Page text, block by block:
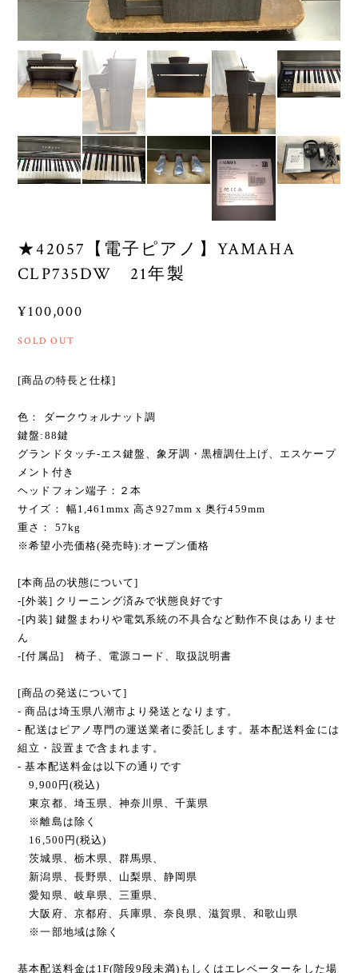
★42057【電子ピアノ】YAMAHA
CLP735DW 21年製
¥100,000
SOLD OUT
[商品の特長と仕様]
色： ダークウォルナット調
鍵盤:88鍵
グランドタッチ-エス鍵盤、象牙調・黒檀調仕上げ、エスケープ
メント付き
ヘッドフォン端子：２本
サイズ： 幅1,461mmx 高さ927mm x 奥行459mm
重さ： 57kg
※希望小売価格(発売時):オープン価格
[本商品の状態について]
-[外装] クリーニング済みで状態良好です
-[内装] 鍵盤まわりや電気系統の不具合など動作不良はありませ
ん
-[付属品] 椅子、電源コード、取扱説明書
[商品の発送について]
- 商品は埼玉県八潮市より発送となります。
- 配送はピアノ専門の運送業者に委託します。基本配送料金には
組立・設置まで含まれます。
- 基本配送料金は以下の通りです
9,900円(税込)
東京都、埼玉県、神奈川県、千葉県
※離島は除く
16,500円(税込)
茨城県、栃木県、群馬県、
新潟県、長野県、山梨県、静岡県
愛知県、岐阜県、三重県、
大阪府、京都府、兵庫県、奈良県、滋賀県、和歌山県
※一部地域は除く
基本配送料金は1F(階段9段未満)もしくはエレベーターをした場